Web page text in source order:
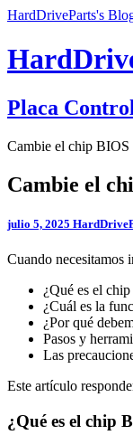
HardDriveParts's
Placa
Cambie el chip BIOS
Cambie el
julio 5, 2025
Cuando necesitamos
¿Qué es el
¿Cuál es la
¿Por qué
Pasos y
Las
Este artículo
¿Qué es el chip